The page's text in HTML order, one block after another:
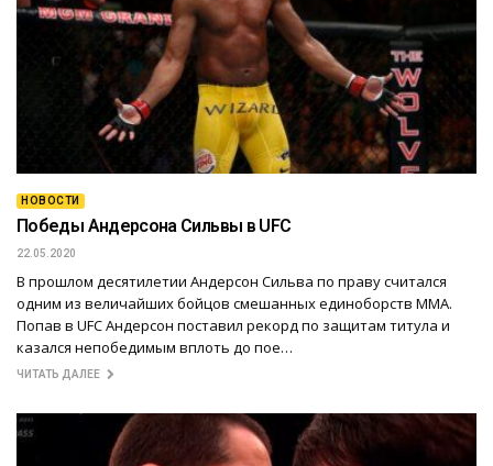
НОВОСТИ
Победы Андерсона Сильвы в UFC
22.05.2020
В прошлом десятилетии Андерсон Сильва по праву считался
одним из величайших бойцов смешанных единоборств ММА.
Попав в UFC Андерсон поставил рекорд по защитам титула и
казался непобедимым вплоть до пое…
ЧИТАТЬ ДАЛЕЕ